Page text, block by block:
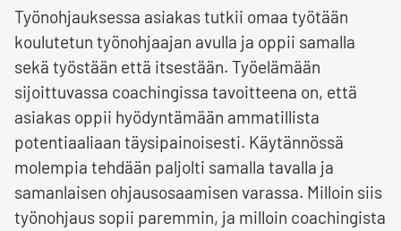
Työnohjauksessa asiakas tutkii omaa työtään
koulutetun työnohjaajan avulla ja oppii samalla
sekä työstään että itsestään. Työelämään
sijoittuvassa coachingissa tavoitteena on, että
asiakas oppii hyödyntämään ammatillista
potentiaaliaan täysipainoisesti. Käytännössä
molempia tehdään paljolti samalla tavalla ja
samanlaisen ohjausosaamisen varassa. Milloin siis
työnohjaus sopii paremmin, ja milloin coachingista